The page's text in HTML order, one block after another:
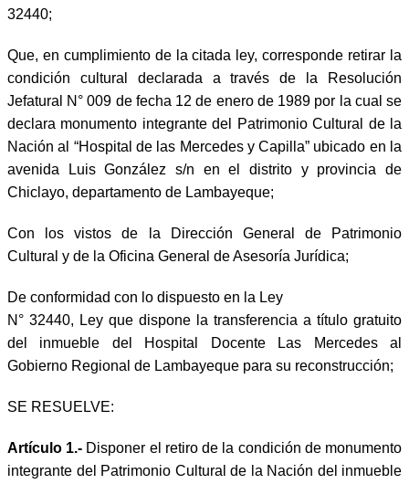
32440;
Que, en cumplimiento de la citada ley, corresponde retirar la
condición cultural declarada a través de la Resolución
Jefatural N° 009 de fecha 12 de enero de 1989 por la cual se
declara monumento integrante del Patrimonio Cultural de la
Nación al “Hospital de las Mercedes y Capilla” ubicado en la
avenida Luis González s/n en el distrito y provincia de
Chiclayo, departamento de Lambayeque;
Con los vistos de la Dirección General de Patrimonio
Cultural y de la Oficina General de Asesoría Jurídica;
De conformidad con lo dispuesto en la Ley
N° 32440, Ley que dispone la transferencia a título gratuito
del inmueble del Hospital Docente Las Mercedes al
Gobierno Regional de Lambayeque para su reconstrucción;
SE RESUELVE:
Artículo 1.- Disponer el retiro de la condición de monumento
integrante del Patrimonio Cultural de la Nación del inmueble